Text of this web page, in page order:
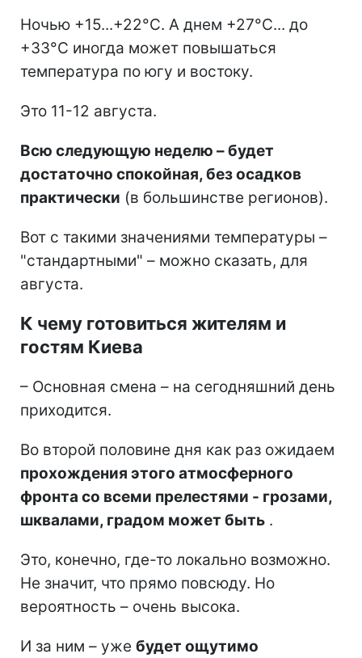
Ночью +15...+22°C. А днем +27°C... до
+33°C иногда может повышаться
температура по югу и востоку.
Это 11-12 августа.
Всю следующую неделю – будет
достаточно спокойная, без осадков
практически (в большинстве регионов).
Вот с такими значениями температуры –
"стандартными" – можно сказать, для
августа.
К чему готовиться жителям и
гостям Киева
– Основная смена – на сегодняшний день
приходится.
Во второй половине дня как раз ожидаем
прохождения этого атмосферного
фронта со всеми прелестями - грозами,
шквалами, градом может быть .
Это, конечно, где-то локально возможно.
Не значит, что прямо повсюду. Но
вероятность – очень высока.
И за ним – уже будет ощутимо